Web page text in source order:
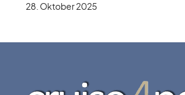
28. Oktober 2025